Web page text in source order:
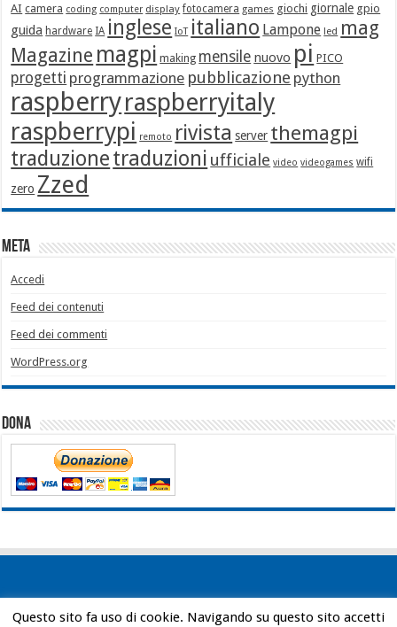
AI camera coding computer display fotocamera games giochi giornale gpio
guida hardware IA inglese IoT italiano Lampone led mag
Magazine magpi making mensile nuovo pi PICO
progetti programmazione pubblicazione python
raspberryraspberryitaly
raspberrypi remoto rivista server themagpi
traduzionetraduzioni ufficiale video videogames wifi
zero Zzed
Meta
Accedi
Feed dei contenuti
Feed dei commenti
WordPress.org
Dona
Powered by WordPress| Designed by Bob Vann
Questo sito fa uso di cookie. Navigando su questo sito accetti